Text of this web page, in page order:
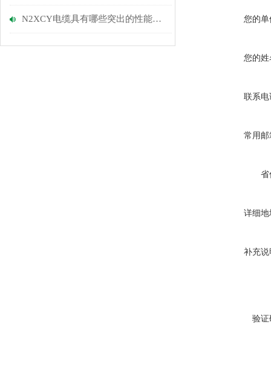
N2XCY电缆具有哪些突出的性能优势？ 您的单
您的姓
联系电
常用邮
省
详细地
补充说
验证